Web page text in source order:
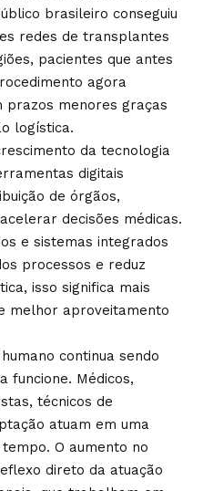
brasileiro conseguiu
redes de transplantes
pacientes que antes
agora
prazos menores graças
logística.
da tecnologia
digitais
de órgãos,
decisões médicas.
e sistemas integrados
processos e reduz
isso significa mais
melhor aproveitamento
continua sendo
funcione. Médicos,
técnicos de
atuam em uma
O aumento no
direto da atuação